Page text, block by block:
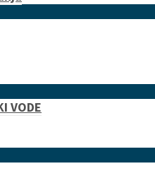
VODE